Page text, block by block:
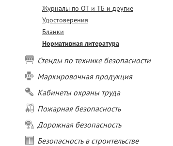
Журналы по ОТ и ТБ и другие
Удостоверения
Бланки
Нормативная литература
Стенды по технике безопасности
Маркировочная продукция
Кабинеты охраны труда
Пожарная безопасность
Дорожная безопасность
Безопасность в строительстве